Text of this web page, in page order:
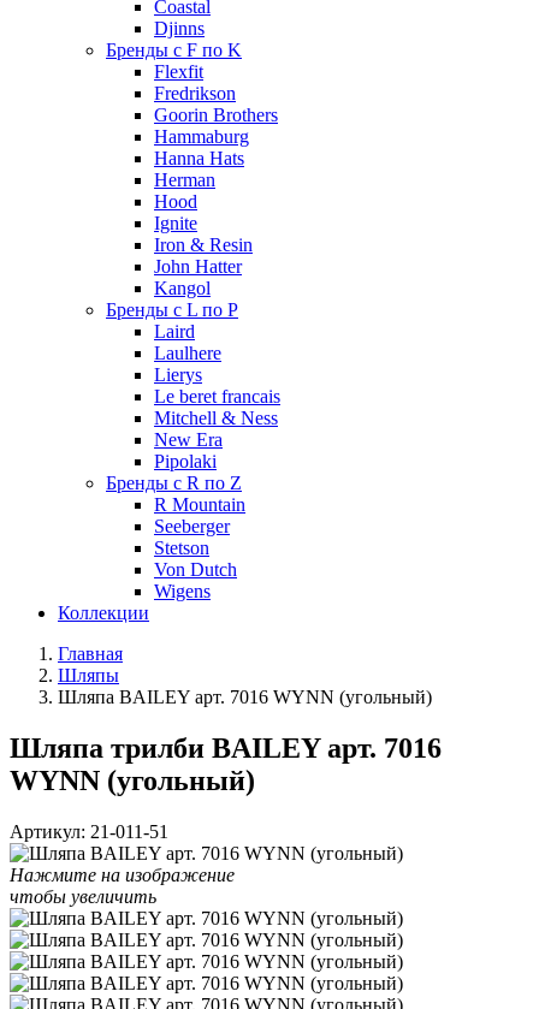
Coastal
Djinns
Бренды с F по K
Flexfit
Fredrikson
Goorin Brothers
Hammaburg
Hanna Hats
Herman
Hood
Ignite
Iron & Resin
John Hatter
Kangol
Бренды с L по P
Laird
Laulhere
Lierys
Le beret francais
Mitchell & Ness
New Era
Pipolaki
Бренды с R по Z
R Mountain
Seeberger
Stetson
Von Dutch
Wigens
Коллекции
Главная
Шляпы
Шляпа BAILEY арт. 7016 WYNN (угольный)
Шляпа трилби BAILEY арт. 7016
WYNN (угольный)
Артикул: 21-011-51
Нажмите на изображение
чтобы увеличить